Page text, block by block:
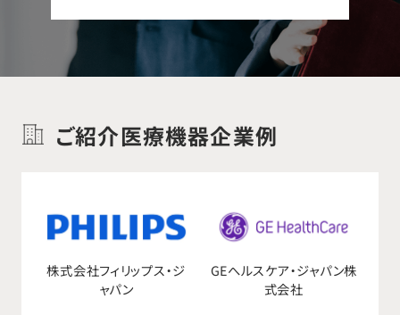
ご紹介医療機器企業例
株式会社フィリップス・ジ
ャパン
GEへルスケア・ジャパン株
式会社